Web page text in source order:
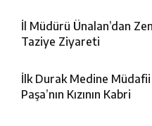
İl Müdürü Ünalan’dan
Taziye Ziyareti
İlk Durak Medine
Paşa’nın Kızının Kabri